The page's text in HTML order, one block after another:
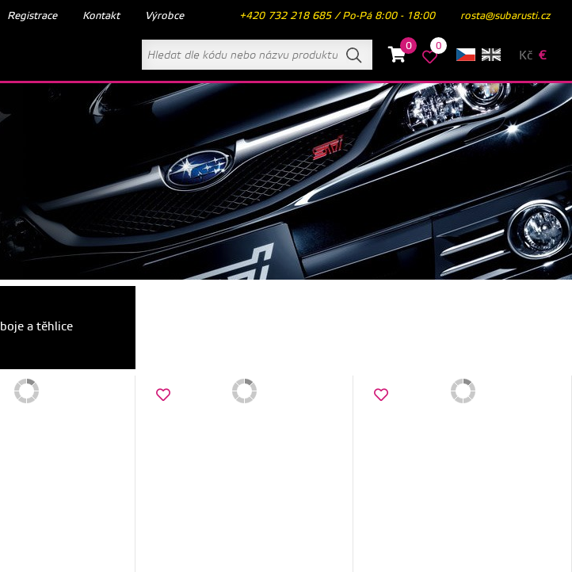
Registrace Kontakt Výrobce +420 732 218 685 / Po-Pá 8:00 - 18:00 rosta@subarusti.cz
0 0
Kč €
a těhlice